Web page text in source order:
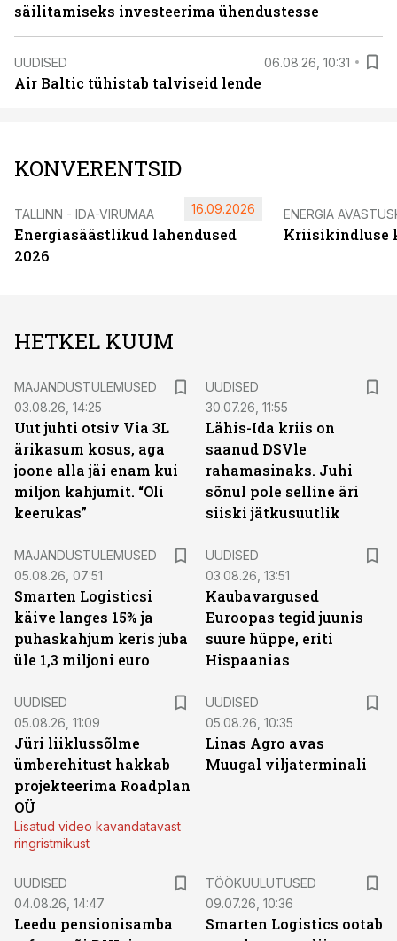
säilitamiseks investeerima ühendustesse
UUDISED 06.08.26, 10:31
Air Baltic tühistab talviseid lende
KONVERENTSID
TALLINN - IDA-VIRUMAA
Energiasäästlikud lahendused
2026
16.09.2026 ENERGIA
Kriisikindluse
HETKEL KUUM
MAJANDUSTULEMUSED
03.08.26, 14:25
Uut juhti otsiv Via 3L
ärikasum kosus, aga
joone alla jäi enam kui
miljon kahjumit. “Oli
keerukas”
UUDISED
30.07.26, 11:55
Lähis-Ida kriis on
saanud DSVle
rahamasinaks. Juhi
sõnul pole selline äri
siiski jätkusuutlik
MAJANDUSTULEMUSED
05.08.26, 07:51
Smarten Logisticsi
käive langes 15% ja
puhaskahjum keris juba
üle 1,3 miljoni euro
UUDISED
03.08.26, 13:51
Kaubavargused
Euroopas tegid juunis
suure hüppe, eriti
Hispaanias
UUDISED
05.08.26, 11:09
Jüri liiklussõlme
ümberehitust hakkab
projekteerima Roadplan
OÜ
Lisatud video kavandatavast
ringristmikust
UUDISED
05.08.26, 10:35
Linas Agro avas
Muugal viljaterminali
UUDISED
04.08.26, 14:47
Leedu pensionisamba
TÖÖKUULUTUSED
09.07.26, 10:36
Smarten Logistics ootab